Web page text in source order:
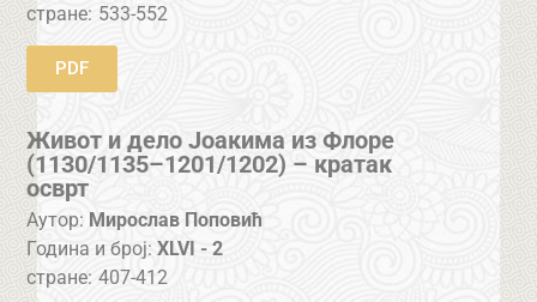
стране: 533-552
PDF
Живот и дело Јоакима из Флоре
(1130/1135–1201/1202) – кратак
осврт
Аутор: Мирослав Поповић
Година и број:XLVI - 2
стране: 407-412